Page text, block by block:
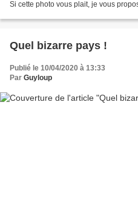
Si cette photo vous plait, je vous
Quel bizarre pays !
Publié le 10/04/2020 à 13:33
Par Guyloup